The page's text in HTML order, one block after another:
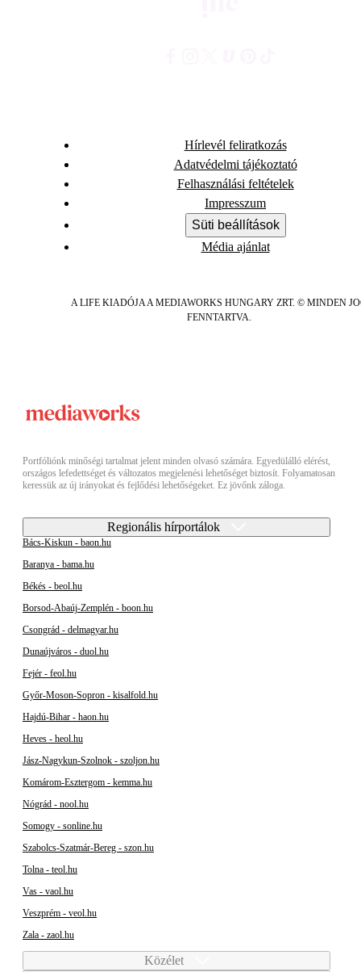
Hírlevél feliratkozás
Adatvédelmi tájékoztató
Felhasználási feltételek
Impresszum
Süti beállítások
Média ajánlat
A LIFE KIADÓJA A MEDIAWORKS HUNGARY ZRT. © MINDEN
FENNTARTVA.
Portfóliónk minőségi tartalmat jelent minden olvasó számára. Egyedülálló elérést,
országos lefedettséget és változatos megjelenési lehetőséget biztosít. Folyamatosan
keressük az új irányokat és fejlődési lehetőségeket. Ez jövőnk záloga.
Regionális hírportálok
Bács-Kiskun - baon.hu
Baranya - bama.hu
Békés - beol.hu
Borsod-Abaúj-Zemplén - boon.hu
Csongrád - delmagyar.hu
Dunaújváros - duol.hu
Fejér - feol.hu
Győr-Moson-Sopron - kisalfold.hu
Hajdú-Bihar - haon.hu
Heves - heol.hu
Jász-Nagykun-Szolnok - szoljon.hu
Komárom-Esztergom - kemma.hu
Nógrád - nool.hu
Somogy - sonline.hu
Szabolcs-Szatmár-Bereg - szon.hu
Tolna - teol.hu
Vas - vaol.hu
Veszprém - veol.hu
Zala - zaol.hu
Közélet